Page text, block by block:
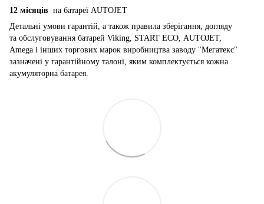
12 місяців на батареї AUTOJET
Детальні умови гарантій, а також правила зберігання, догляду
та обслуговування батарей Viking, START ECO, AUTOJET,
Amega і інших торгових марок виробництва заводу "Мегатекс"
зазначені у гарантійному талоні, яким комплектується кожна
акумуляторна батарея.